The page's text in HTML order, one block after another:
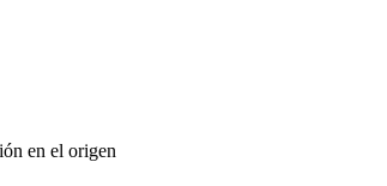
en el origen